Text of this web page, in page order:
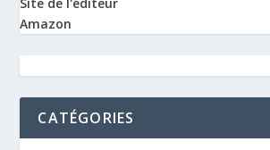
Amazon
CATÉGORIES